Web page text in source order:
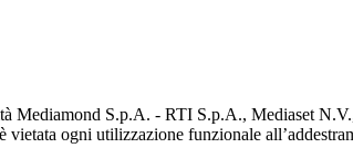
S.p.A. - RTI S.p.A., Mediaset N.V.,
ogni utilizzazione funzionale